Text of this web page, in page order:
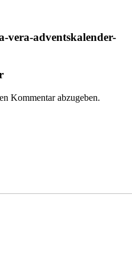
vera-adventskalender-
Kommentar abzugeben.